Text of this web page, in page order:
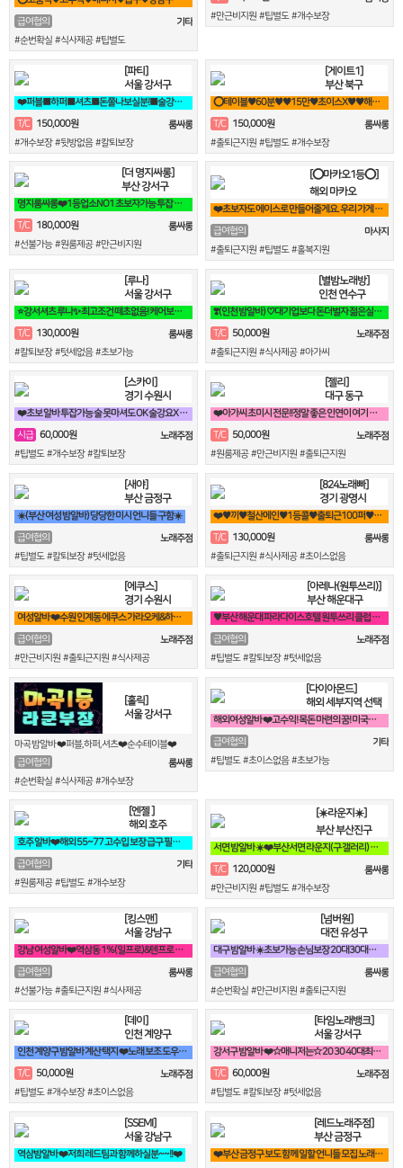
급여협의
기타
#순번확실 #식사제공 #팁별도
#만근비지원 #팁별도 #개수보장
[파티]
서울 강서구
❤️퍼블■하퍼■셔츠■돈쭐나보실분!■술강요X■출퇴근맘대로■갯수보장❤️
T/C
150,000원
룸싸롱
#개수보장 #뒷방없음 #칼퇴보장
[게이트1]
부산 북구
⭕테이블♥60분♥♥15만♥초이스X♥♥해운대서면연산동동래온천장룸빠룸싸롱⭕
T/C
150,000원
룸싸롱
#출퇴근지원 #팁별도 #개수보장
[더 명지싸롱]
부산 강서구
명지룸싸롱❤️1등업소NO1 초보자가능 투잡 고페이갯수보장❤️
T/C
180,000원
룸싸롱
#선불가능 #원룸제공 #만근비지원
[⭕마카오1등⭕]
해외 마카오
❤️초보자도 에이스로 만들어줄게요. 우리 가게 오면, 수입 부터 달라요❤️
급여협의
마사지
#출퇴근지원 #팁별도 #홀복지원
[루나]
서울 강서구
⭐강서셔츠 루나✨ 최고조건 떼초없음! 케어보장! 60분 풀티13⭐
T/C
130,000원
룸싸롱
#칼퇴보장 #텃세없음 #초보가능
[별밤노래방]
인천 연수구
❣️(인천 밤알바) ♡대기업보다 돈더벌자 젊은실장♡❣️
T/C 50,000원
노래주점
#출퇴근지원 #식사제공 #아가씨
[스카이]
경기 수원시
❤️초보 알바 투잡가능 술 못마셔도 OK 술강요X 안드셔도 됩니다.❤️
시급 60,000원
노래주점
#팁별도 #개수보장 #칼퇴보장
[젤리]
대구 동구
❤️아가씨 초미시 전문!!정말 좋은 인연이 여기 있어용!!❤️
T/C 50,000원
노래주점
#원룸제공 #만근비지원 #출퇴근지원
[새야]
부산 금정구
☀️(부산 여성 밤알바) 당당한 미시 언니들 구함☀️
급여협의
노래주점
#팁별도 #칼퇴보장 #텃세없음
[824노래빠]
경기 광명시
❤️♥끼♥철산메인♥1등콜♥출퇴근100퍼♥90분 13만♥때초X♥❤️
T/C 130,000원
룸싸롱
#출퇴근지원 #식사제공 #초이스없음
[에쿠스]
경기 수원시
여성알바 ❤️수원 인계동 에쿠스 가라오케&하이퍼블릭❤️
급여협의
노래주점
#만근비지원 #출퇴근지원 #식사제공
[아레나(원투쓰리)]
부산 해운대구
♥️부산 해운대 파라다이스호텔 원투쓰리 클럽 영업진 구합니다♥️
급여협의
노래주점
#팁별도 #칼퇴보장 #텃세없음
[홀릭]
서울 강서구
마곡 밤알바 ❤️퍼블,하퍼,셔츠❤️순수테이블❤️
급여협의
룸싸롱
#순번확실 #식사제공 #개수보장
[다이아몬드]
해외 세부지역 선택
해외여성알바 ❤️고수익! 목돈 마련의 꿈! 미국에서 이루세요❤️
급여협의
기타
#팁별도 #초이스없음 #초보가능
[엔젤 ]
해외 호주
호주 알바❤️해외 55~77 고수입 보장 급구 필독❤️
급여협의
기타
#원룸제공 #팁별도 #개수보장
[☀️라운지☀️]
부산 부산진구
서면 밤알바 ☀️❤️부산서면 라운지(구 갤러리) 언니들 모십니다❤️☀️
T/C 120,000원
룸싸롱
#만근비지원 #팁별도 #개수보장
[킹스맨]
서울 강남구
강남 여성알바❤️역삼동 1%(일프로)&텐프로 직영 강남 1등❤️
급여협의
룸싸롱
#선불가능 #출퇴근지원 #식사제공
[넘버원]
대전 유성구
대구 밤알바 ☀️초보가능 손님보장 20대30대가족모집☀️
급여협의
룸싸롱
#순번확실 #만근비지원 #출퇴근지원
[데이]
인천 계양구
인천 계양구 밤알바 계산 택지 ❤️노래 보조 도우미 구합니다❤️
T/C
50,000원
노래주점
#팁별도 #개수보장 #초이스없음
[타임노래뱅크]
서울 강서구
강서구 밤알바 ❤️☆매니저는☆ 20 30 40대최고 박스입니다^^❤️
T/C 60,000원
노래주점
#팁별도 #칼퇴보장 #텃세없음
[SSEMI]
서울 강남구
역삼밤알바 ❤️저희 레드팀과 함께하실분~~!!❤️
[레드노래주점]
부산 금정구
❤️부산 금정구 보도 함께 일할 언니들 모집 노래방알바❤️